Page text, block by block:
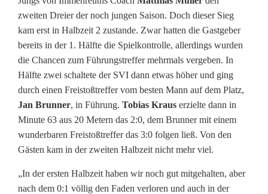
l
a
s
s
e
W
e
s
zweiten Dreier der noch jungen Saison. Doch dieser Sieg
kam erst in Halbzeit 2 zustande. Zwar hatten die Gastgeber
bereits in der 1. Hälfte die Spielkontrolle, allerdings wurden
die Chancen zum Führungstreffer mehrmals vergeben. In
Hälfte zwei schaltete der SVI dann etwas höher und ging
durch einen Freistoßtreffer vom besten Mann auf dem Platz,
Jan Brunner, in Führung. Tobias Kraus erzielte dann in
Minute 63 aus 20 Metern das 2:0, dem Brunner mit einem
wunderbaren Freistoßtreffer das 3:0 folgen ließ. Von den
Gästen kam in der zweiten Halbzeit nicht mehr viel.
„In der ersten Halbzeit haben wir noch gut mitgehalten, aber
nach dem 0:1 völlig den Faden verloren und auch in der